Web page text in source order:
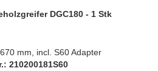
DGC180 - 1 Stk
mm, incl. S60 Adapter
210200181S60